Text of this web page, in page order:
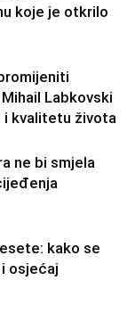
koje je otkrilo
Labkovski
i kvalitetu života
ne bi smjela
kako se
osjećaj